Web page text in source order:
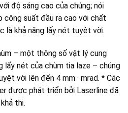
độ sáng cao của chúng; nói
công suất đầu ra cao với chất
là khả năng lấy nét tuyệt vời.
– một thông số vật lý cung
lấy nét của chùm tia laze – chúng
vời lên đến 4 mm · mrad. * Các
được phát triển bởi Laserline đã
thi.